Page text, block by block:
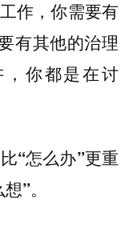
作，你需要有
有其他的治理
你都是在讨
比“怎么办”更重
”。